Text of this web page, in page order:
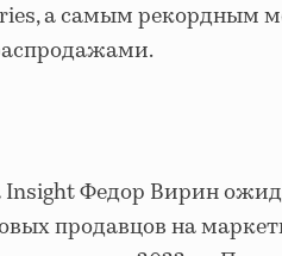
а самым рекордным
Федор Вирин
продавцов на